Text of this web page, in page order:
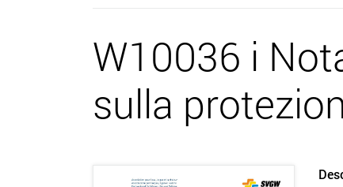
W10036 i
sulla